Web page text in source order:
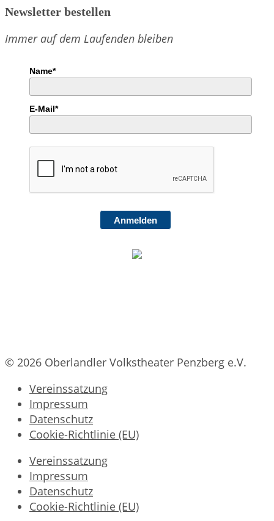
Newsletter bestellen
Immer auf dem Laufenden bleiben
Name*
E-Mail*
Anmelden
© 2026 Oberlandler Volkstheater Penzberg e.V.
Vereinssatzung
Impressum
Datenschutz
Cookie-Richtlinie (EU)
Vereinssatzung
Impressum
Datenschutz
Cookie-Richtlinie (EU)